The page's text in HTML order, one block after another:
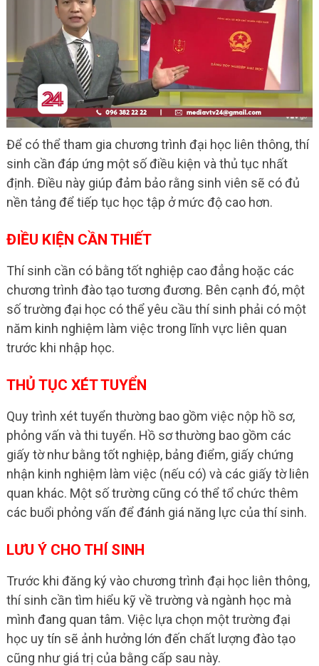
Để có thể tham gia chương trình đại học liên thông, thí
sinh cần đáp ứng một số điều kiện và thủ tục nhất
định. Điều này giúp đảm bảo rằng sinh viên sẽ có đủ
nền tảng để tiếp tục học tập ở mức độ cao hơn.
ĐIỀU KIỆN CẦN THIẾT
Thí sinh cần có bằng tốt nghiệp cao đẳng hoặc các
chương trình đào tạo tương đương. Bên cạnh đó, một
số trường đại học có thể yêu cầu thí sinh phải có một
năm kinh nghiệm làm việc trong lĩnh vực liên quan
trước khi nhập học.
THỦ TỤC XÉT TUYỂN
Quy trình xét tuyển thường bao gồm việc nộp hồ sơ,
phỏng vấn và thi tuyển. Hồ sơ thường bao gồm các
giấy tờ như bằng tốt nghiệp, bảng điểm, giấy chứng
nhận kinh nghiệm làm việc (nếu có) và các giấy tờ liên
quan khác. Một số trường cũng có thể tổ chức thêm
các buổi phỏng vấn để đánh giá năng lực của thí sinh.
LƯU Ý CHO THÍ SINH
Trước khi đăng ký vào chương trình đại học liên thông,
thí sinh cần tìm hiểu kỹ về trường và ngành học mà
mình đang quan tâm. Việc lựa chọn một trường đại
học uy tín sẽ ảnh hưởng lớn đến chất lượng đào tạo
cũng như giá trị của bằng cấp sau này.